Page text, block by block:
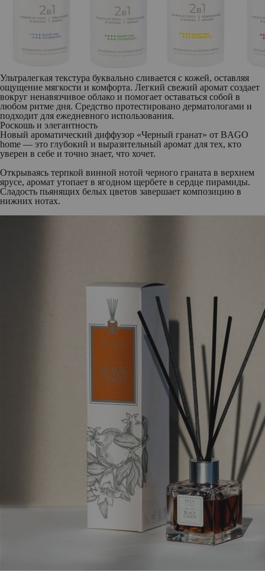
Ультралегкая текстура буквально сливается с кожей, оставляя
ощущение мягкости и комфорта. Легкий свежий аромат создает
вокруг ненавязчивое облако и помогает оставаться собой в
любом ритме дня. Средство протестировано дерматологами и
подходит для ежедневного использования.
Роскошь и элегантность
Новый ароматический диффузор «Черный гранат» от BAGO
home — это глубокий и выразительный аромат для тех, кто
уверен в себе и точно знает, что хочет.
Открываясь терпкой винной нотой черного граната в верхнем
ярусе, аромат утопает в ягодном щербете в сердце пирамиды.
Сладость пьянящих белых цветов завершает композицию в
нижних нотах.